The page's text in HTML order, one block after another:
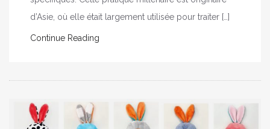
d’Asie, où elle était largement utilisée pour traiter […]
Continue Reading